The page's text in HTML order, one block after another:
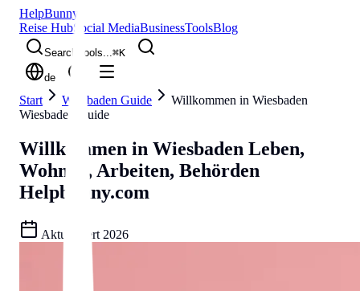
HelpBunny
Reise HubSocial MediaBusinessToolsBlog
Search tools...⌘K
de
Start Wiesbaden Guide
Willkommen in Wiesbaden
Wiesbaden Guide
Willkommen in Wiesbaden Leben,
Wohnen, Arbeiten, Behörden
Helpbunny.com
Aktualisiert 2026